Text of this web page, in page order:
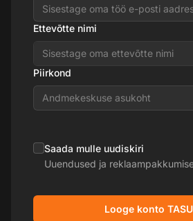
Ettevõtte nimi
Piirkond
Andmekeskuse asukoht
Saada mulle uudiskiri
Uuendused ja
Looge konto